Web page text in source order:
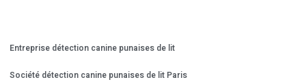
Entreprise détection canine punaises de lit
Société détection canine punaises de lit Paris